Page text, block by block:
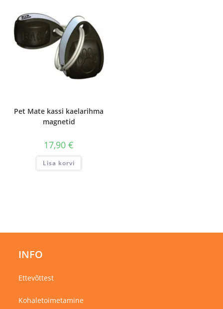
saab
teha
tootelehel.
Pet Mate kassi kaelarihma
magnetid
17,90€
Lisa korvi
INFO
Ettevõttest
Kohaletoimetamine